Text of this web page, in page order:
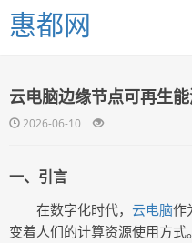
惠都网
云电脑边缘节点可再生
2026-06-10
一、引言
在数字化时代， 云电脑作
变着人们的计算资源使用方